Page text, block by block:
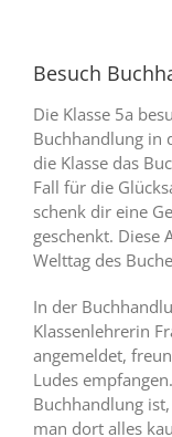
Besuch
Die Klasse 5a
Buchhandlung in
die Klasse das
Fall für die
schenk dir eine
geschenkt. Diese
Welttag des
In der
Klassenlehrerin
angemeldet,
Ludes
Buchhandlung
man dort alles